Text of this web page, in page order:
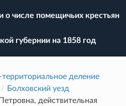
числе помещичьих крестьян
губернии на 1858 год
деление
Болховский уезд
действительная